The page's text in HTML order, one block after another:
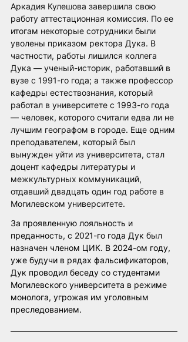
Аркадия Кулешова завершила свою
работу аттестационная комиссия. По ее
итогам некоторые сотрудники были
уволены приказом ректора Дука. В
частности, работы лишился коллега
Дука — ученый-историк, работавший в
вузе с 1991-го года; а также профессор
кафедры естествознания, который
работал в университете с 1993-го года
— человек, которого считали едва ли не
лучшим географом в городе. Еще одним
преподавателем, который был
вынужден уйти из университета, стал
доцент кафедры литературы и
межкультурных коммуникаций,
отдавший двадцать один год работе в
Могилевском университете.
За проявленную лояльность и
преданность, с 2021-го года Дук был
назначен членом ЦИК. В 2024-ом году,
уже будучи в рядах фальсификаторов,
Дук проводил беседу со студентами
Могилевского университета в режиме
монолога, угрожая им уголовным
преследованием.